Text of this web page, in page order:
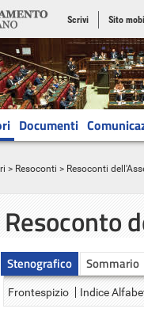
Scrivi Sito
Documenti
> Resoconti > Resoconti
Resoconto
Stenografico Sommario
Frontespizio Indice